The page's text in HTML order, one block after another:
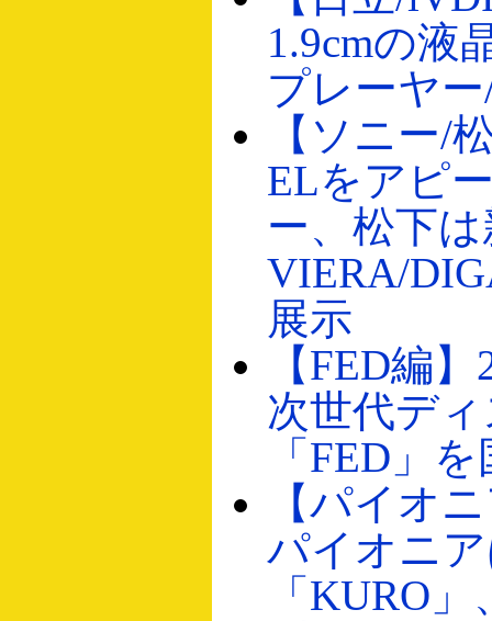
1.9cmの液
プレーヤ
【ソニー/
ELをアピ
ー、松下は
VIERA/
展示
【FED編
次世代デ
「FED」
【パイオ
パイオニ
「KURO